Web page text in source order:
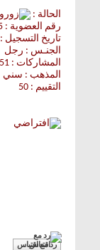
الحالة :
رقم العضوية : 13365
تاريخ التسجيل : Feb 2024
الجنـس : رجل
المشاركات : 51
المذهب : سني
التقييم : 50
رد مع اقتباس